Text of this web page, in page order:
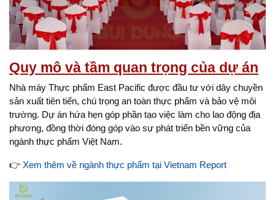
Quy mô và tầm quan trọng của dự án
Nhà máy Thực phẩm East Pacific được đầu tư với dây chuyền
sản xuất tiên tiến, chú trọng an toàn thực phẩm và bảo vệ môi
trường. Dự án hứa hẹn góp phần tạo việc làm cho lao động địa
phương, đồng thời đóng góp vào sự phát triển bền vững của
ngành thực phẩm Việt Nam.
👉 Xem thêm về ngành thực phẩm tại Vietnam Report